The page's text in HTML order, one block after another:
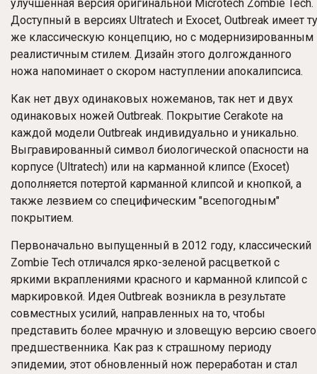
улучшенная версия оригинальной Microtech Zombie Tech.
Доступный в версиях Ultratech и Exocet, Outbreak имеет ту
же классическую концепцию, но с модернизированным
реалистичным стилем. Дизайн этого долгожданного
ножа напоминает о скором наступлении апокалипсиса.
Как нет двух одинаковых ножеманов, так нет и двух
одинаковых ножей Outbreak. Покрытие Cerakote на
каждой модели Outbreak индивидуально и уникально.
Выгравированный символ биологической опасности на
корпусе (Ultratech) или на карманной клипсе (Exocet)
дополняется потертой карманной клипсой и кнопкой, а
также лезвием со специфическим "всепогодным"
покрытием.
Первоначально выпущенный в 2012 году, классический
Zombie Tech отличался ярко-зеленой расцветкой с
яркими вкраплениями красного и карманной клипсой с
маркировкой. Идея Outbreak возникла в результате
совместных усилий, направленных на то, чтобы
представить более мрачную и зловещую версию своего
предшественника. Как раз к страшному периоду
эпидемии, этот обновленный нож переработан и стал